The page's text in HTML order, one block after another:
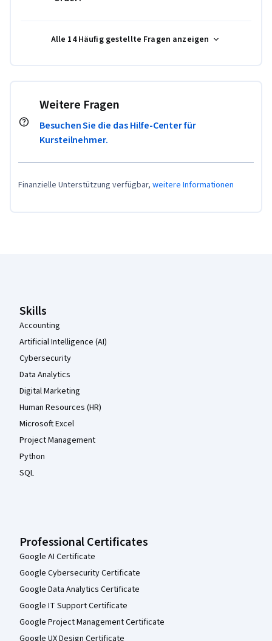
Alle 14 Häufig gestellte Fragen anzeigen
Weitere Fragen
Besuchen Sie die das Hilfe-Center für
Kursteilnehmer.
Finanzielle Unterstützung verfügbar, weitere Informationen
Skills
Accounting
Artificial Intelligence (AI)
Cybersecurity
Data Analytics
Digital Marketing
Human Resources (HR)
Microsoft Excel
Project Management
Python
SQL
Professional Certificates
Google AI Certificate
Google Cybersecurity Certificate
Google Data Analytics Certificate
Google IT Support Certificate
Google Project Management Certificate